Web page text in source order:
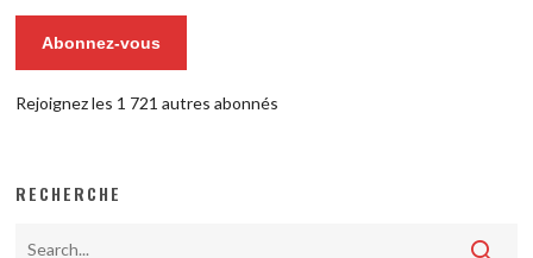
Abonnez-vous
Rejoignez les 1 721 autres abonnés
RECHERCHE